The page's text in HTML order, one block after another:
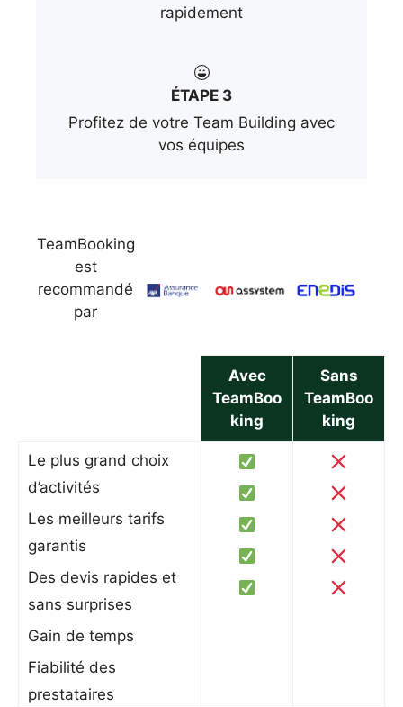
rapidement
ÉTAPE 3
Profitez de votre Team Building avec
vos équipes
TeamBooking
est
recommandé
par
Avec
TeamBoo
king
Sans
TeamBoo
king
Le plus grand choix
d’activités
Les meilleurs tarifs
garantis
Des devis rapides et
sans surprises
Gain de temps
Fiabilité des
prestataires